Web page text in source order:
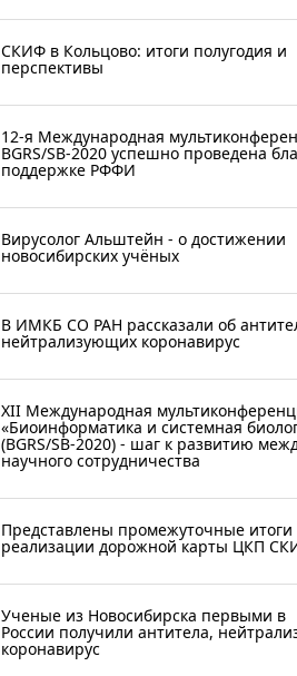
СКИФ в Кольцово: итоги полугодия и
перспективы
12-я Международная
BGRS/SB-2020 успешно проведена
поддержке РФФИ
Вирусолог Альштейн - о достижении
новосибирских учёных
В ИМКБ СО РАН рассказали об
нейтрализующих коронавирус
XII Международная
«Биоинформатика и системная
(BGRS/SB-2020) - шаг к развитию
научного сотрудничества
Представлены промежуточные итоги
реализации дорожной карты ЦКП
Ученые из Новосибирска первыми в
России получили антитела,
коронавирус